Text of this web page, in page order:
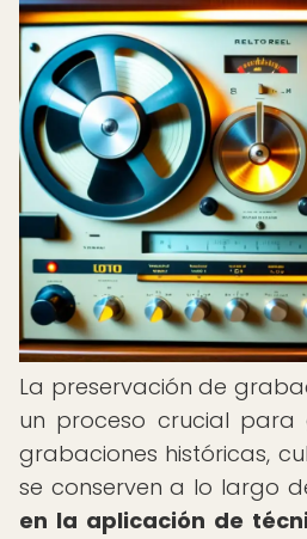
La preservación de
un proceso crucial para
grabaciones históricas,
se conserven a lo largo
en la aplicación de